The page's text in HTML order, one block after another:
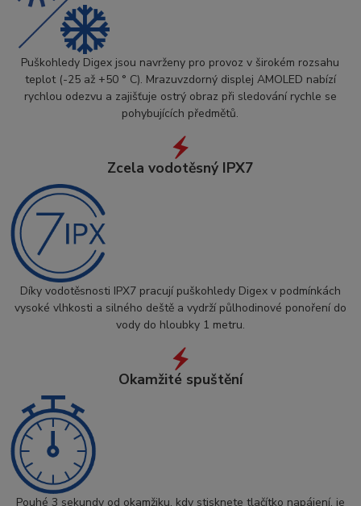
Puškohledy Digex jsou navrženy pro provoz v širokém rozsahu
teplot (-25 až +50 ° C). Mrazuvzdorný displej AMOLED nabízí
rychlou odezvu a zajišťuje ostrý obraz při sledování rychle se
pohybujících předmětů.
Zcela vodotěsný IPX7
Díky vodotěsnosti IPX7 pracují puškohledy Digex v podmínkách
vysoké vlhkosti a silného deště a vydrží půlhodinové ponoření do
vody do hloubky 1 metru.
Okamžité spuštění
Pouhé 3 sekundy od okamžiku, kdy stisknete tlačítko napájení, je